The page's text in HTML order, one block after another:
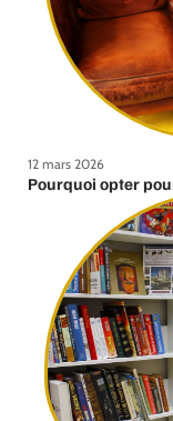
12 mars 2026
Pourquoi opter